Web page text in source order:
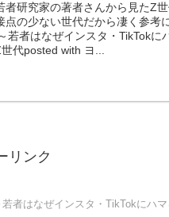
者研究家の著者さんから見たZ
点の少ない世代だから凄く参考
若者はなぜインスタ・TikTokに
代posted with ヨ...
リンク
者はなぜインスタ・TikTokにハマ